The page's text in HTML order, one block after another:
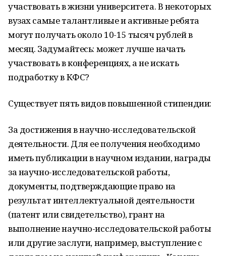
участвовать в жизни университета. В некоторых
вузах самые талантливые и активные ребята
могут получать около 10-15 тысяч рублей в
месяц. Задумайтесь: может лучше начать
участвовать в конференциях, а не искать
подработку в КФС?
Существует пять видов повышенной стипендии:
За достижения в научно-исследовательской
деятельности. Для ее получения необходимо
иметь публикации в научном издании, награды
за научно-исследовательской работы,
документы, подтверждающие право на
результат интеллектуальной деятельности
(патент или свидетельство), грант на
выполнение научно-исследовательской работы
или другие заслуги, например, выступление с